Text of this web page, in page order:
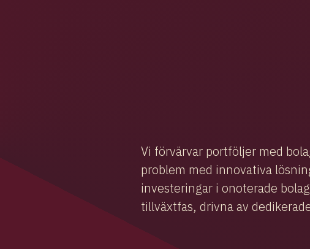
Vi förvärvar portföljer med
problem med innovativa
investeringar i onoterade
tillväxtfas, drivna av